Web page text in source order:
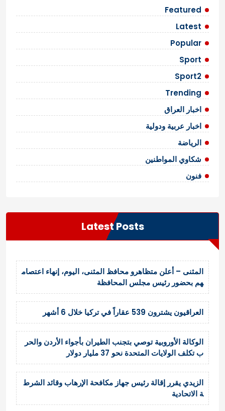
Featured
Latest
Popular
Sport
Sport2
Trending
اخبار العراق
اخبار عربية ودولية
الرياضة
شكاوي المواطنين
فنون
Latest Posts
المثنى – أعلن متظاهرو محافظ المثنى، اليوم، إنهاء اعتصام
هم بحضور رئيس مجلس المحافظة
العراقيون يشترون 539 عقاراً في تركيا خلال 6 أشهر
الوكالة الأوروبية توصي بتجنب الطيران بأجواء الأردن والحر
ب تكلف الولايات المتحدة نحو 37 مليار دولار
الزيدي يقرر إقالة رئيس جهاز مكافحة الإرهاب وقائد الشرط
ة الاتحادية